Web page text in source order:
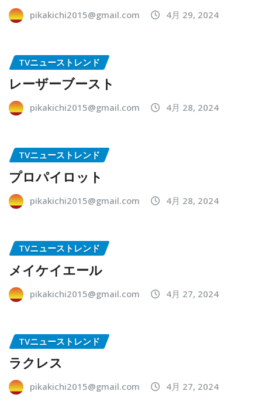
pikakichi2015@gmail.com 4月 29, 2024
TVニューストレンド
レーザーブースト
pikakichi2015@gmail.com 4月 28, 2024
TVニューストレンド
プロパイロット
pikakichi2015@gmail.com 4月 28, 2024
TVニューストレンド
メイケイエール
pikakichi2015@gmail.com 4月 27, 2024
TVニューストレンド
ラクレス
pikakichi2015@gmail.com 4月 27, 2024